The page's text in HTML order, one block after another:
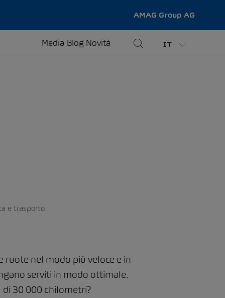
AMAG Group AG
Media Blog Novità IT
e trasporto
ruote nel modo più veloce e in
serviti in modo ottimale.
di 30 000 chilometri?